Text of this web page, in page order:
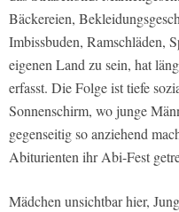
Bäckereien,
Imbissbuden, Ramschläden,
eigenen Land zu sein, hat
erfasst. Die Folge ist tiefe
Sonnenschirm, wo junge
gegenseitig so anziehend
Abiturienten ihr Abi-Fest
Mädchen unsichtbar hier,